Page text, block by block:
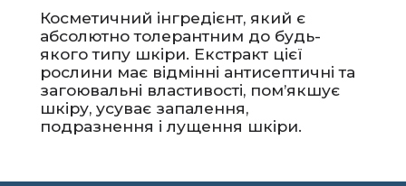
Косметичний інгредієнт, який є
абсолютно толерантним до будь-
якого типу шкіри. Екстракт цієї
рослини має відмінні антисептичні та
загоювальні властивості, пом’якшує
шкіру, усуває запалення,
подразнення і лущення шкіри.